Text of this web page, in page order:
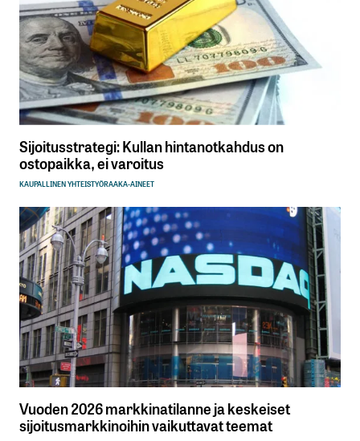
Sijoitusstrategi: Kullan hintanotkahdus on
ostopaikka, ei varoitus
KAUPALLINEN YHTEISTYÖRAAKA-AINEET
Vuoden 2026 markkinatilanne ja keskeiset
sijoitusmarkkinoihin vaikuttavat teemat